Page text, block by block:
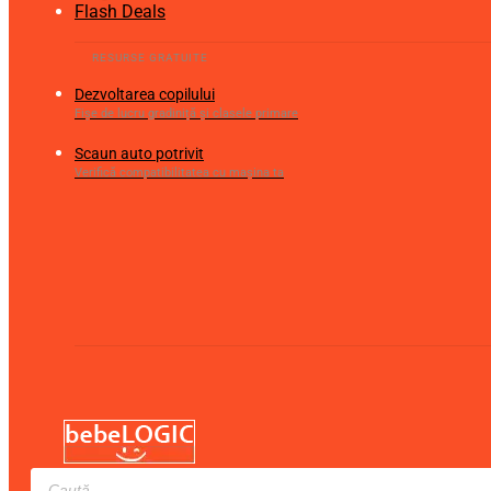
Flash Deals
Dezvoltarea copilului
Fișe de lucru gradiniță și clasele primare
Scaun auto potrivit
Verifică compatibilitatea cu mașina ta
Products